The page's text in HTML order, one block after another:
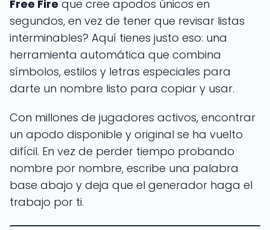
Free Fire que cree apodos únicos en
segundos, en vez de tener que revisar listas
interminables? Aquí tienes justo eso: una
herramienta automática que combina
símbolos, estilos y letras especiales para
darte un nombre listo para copiar y usar.
Con millones de jugadores activos, encontrar
un apodo disponible y original se ha vuelto
difícil. En vez de perder tiempo probando
nombre por nombre, escribe una palabra
base abajo y deja que el generador haga el
trabajo por ti.